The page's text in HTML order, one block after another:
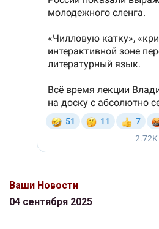
Ваши Новости
04 сентября 2025